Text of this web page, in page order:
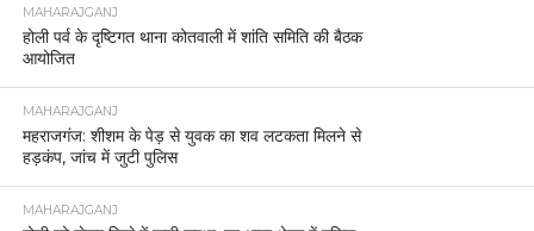
MAHARAJGANJ
होली पर्व के दृष्टिगत थाना कोतवाली में शांति समिति की बैठक
आयोजित
MAHARAJGANJ
महराजगंज: शीशम के पेड़ से युवक का शव लटकता मिलने से
हड़कंप, जांच में जुटी पुलिस
MAHARAJGANJ